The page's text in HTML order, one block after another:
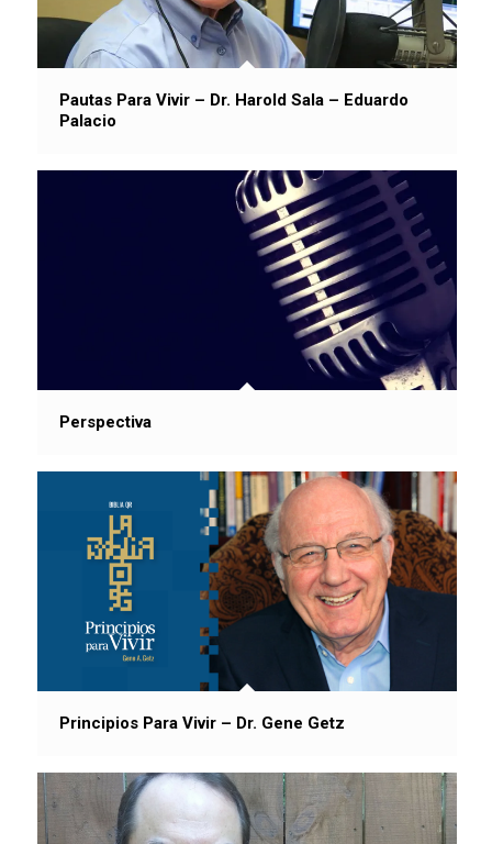
Pautas Para Vivir – Dr. Harold Sala – Eduardo
Palacio
Perspectiva
Principios Para Vivir – Dr. Gene Getz